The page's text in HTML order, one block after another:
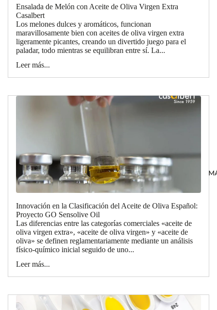
Ensalada de Melón con Aceite de Oliva Virgen Extra
Casalbert
Los melones dulces y aromáticos, funcionan
maravillosamente bien con aceites de oliva virgen extra
ligeramente picantes, creando un divertido juego para el
paladar, todo mientras se equilibran entre sí. La...
Leer más...
Innovación en la Clasificación del Aceite de Oliva Español:
Proyecto GO Sensolive Oil
Las diferencias entre las categorías comerciales «aceite de
oliva virgen extra», «aceite de oliva virgen» y «aceite de
oliva» se definen reglamentariamente mediante un análisis
físico-químico inicial seguido de uno...
Leer más...